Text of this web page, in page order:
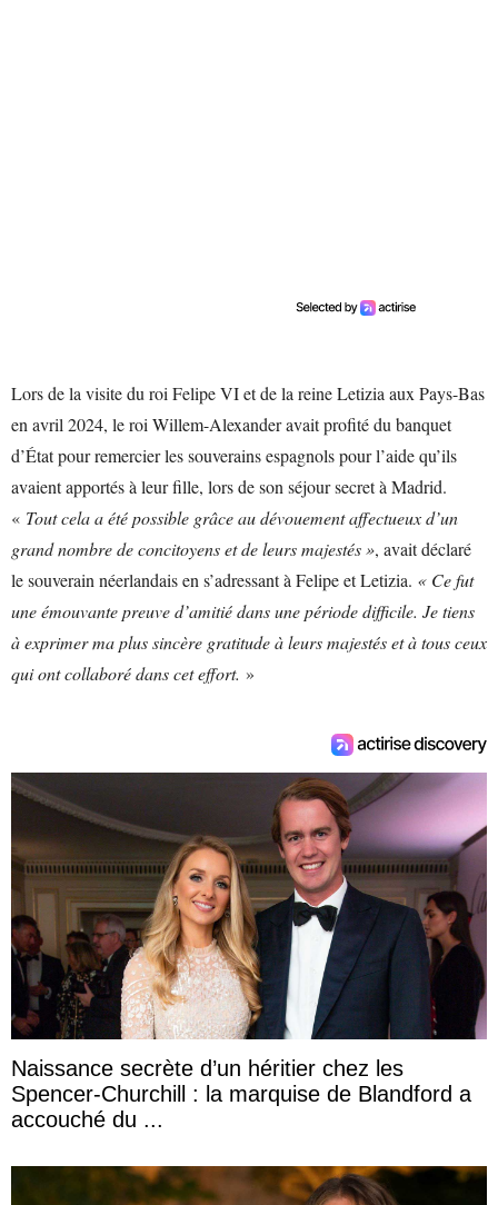
Lors de la visite du roi Felipe VI et de la reine Letizia aux Pays-Bas
en avril 2024, le roi Willem-Alexander avait profité du banquet
d’État pour remercier les souverains espagnols pour l’aide qu’ils
avaient apportés à leur fille, lors de son séjour secret à Madrid.
« Tout cela a été possible grâce au dévouement affectueux d’un
grand nombre de concitoyens et de leurs majestés », avait déclaré
le souverain néerlandais en s’adressant à Felipe et Letizia. « Ce fut
une émouvante preuve d’amitié dans une période difficile. Je tiens
à exprimer ma plus sincère gratitude à leurs majestés et à tous ceux
qui ont collaboré dans cet effort. »
Naissance secrète d’un héritier chez les
Spencer-Churchill : la marquise de Blandford a
accouché du ...